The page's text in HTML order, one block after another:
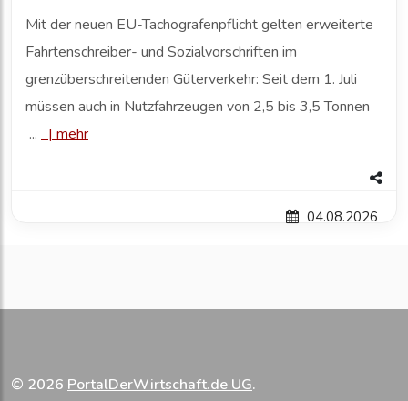
Mit der neuen EU-Tachografenpflicht gelten erweiterte
Fahrtenschreiber- und Sozialvorschriften im
grenzüberschreitenden Güterverkehr: Seit dem 1. Juli
müssen auch in Nutzfahrzeugen von 2,5 bis 3,5 Tonnen
...
| mehr
04.08.2026
© 2026 PortalDerWirtschaft.de UG.